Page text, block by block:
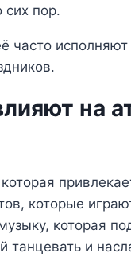
сих пор.
на
которые
которая
и